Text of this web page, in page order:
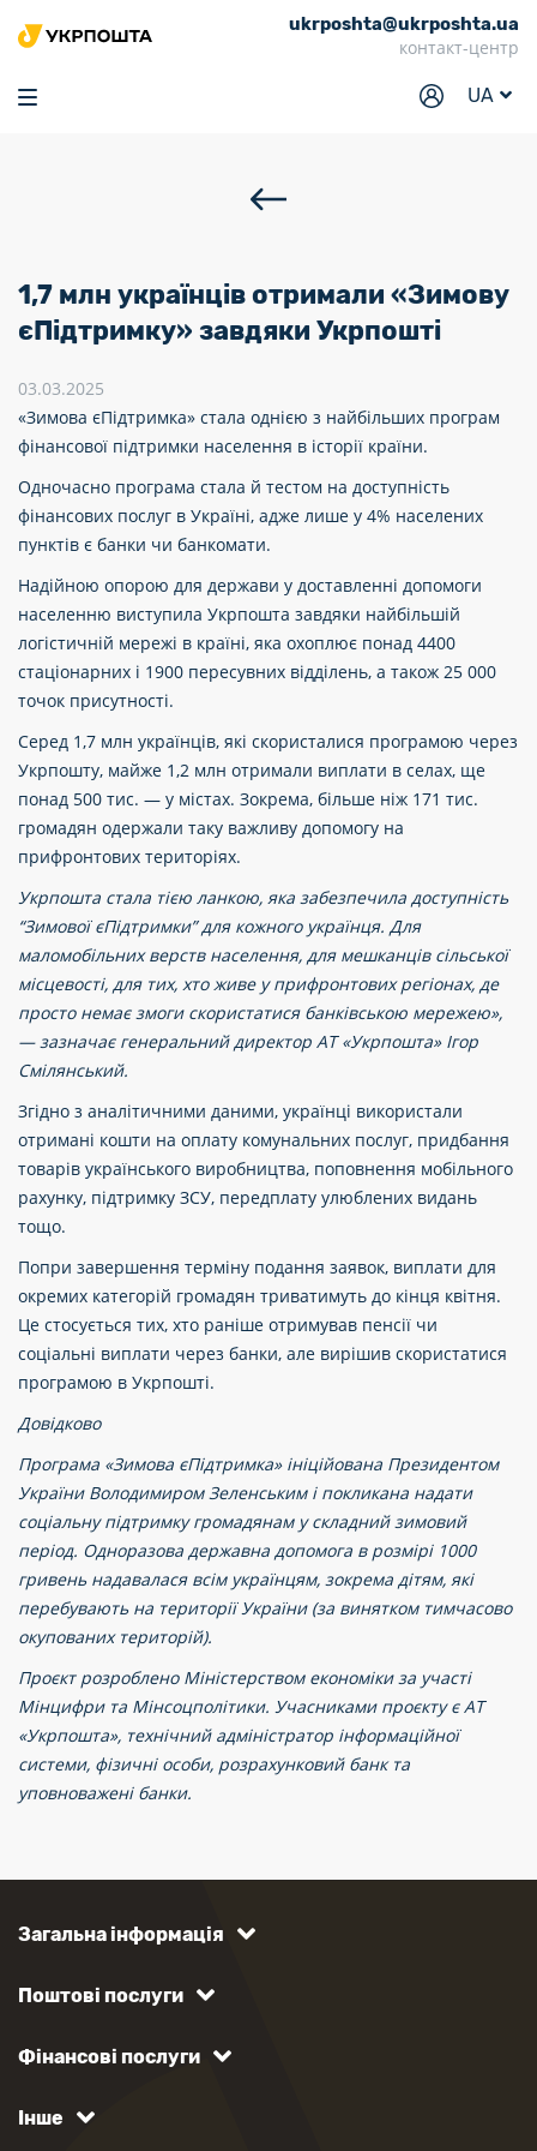
ukrposhta@ukrposhta.ua
контакт-центр
UA
Головна
Маркет
Відділення
Кар’єра
1,7 млн українців отримали «Зимову
єПідтримку» завдяки Укрпошті
03.03.2025
«Зимова єПідтримка» стала однією з найбільших програм
фінансової підтримки населення в історії країни.
Одночасно програма стала й тестом на доступність
фінансових послуг в Україні, адже лише у 4% населених
пунктів є банки чи банкомати.
Надійною опорою для держави у доставленні допомоги
населенню виступила Укрпошта завдяки найбільшій
логістичній мережі в країні, яка охоплює понад 4400
стаціонарних і 1900 пересувних відділень, а також 25 000
точок присутності.
Серед 1,7 млн українців, які скористалися програмою через
Укрпошту, майже 1,2 млн отримали виплати в селах, ще
понад 500 тис. — у містах. Зокрема, більше ніж 171 тис.
громадян одержали таку важливу допомогу на
прифронтових територіях.
Укрпошта стала тією ланкою, яка забезпечила доступність
“Зимової єПідтримки” для кожного українця. Для
маломобільних верств населення, для мешканців сільської
місцевості, для тих, хто живе у прифронтових регіонах, де
просто немає змоги скористатися банківською мережею»,
— зазначає генеральний директор АТ «Укрпошта» Ігор
Смілянський.
Згідно з аналітичними даними, українці використали
отримані кошти на оплату комунальних послуг, придбання
товарів українського виробництва, поповнення мобільного
рахунку, підтримку ЗСУ, передплату улюблених видань
тощо.
Попри завершення терміну подання заявок, виплати для
окремих категорій громадян триватимуть до кінця квітня.
Це стосується тих, хто раніше отримував пенсії чи
соціальні виплати через банки, але вирішив скористатися
програмою в Укрпошті.
Довідково
Програма «Зимова єПідтримка» ініційована Президентом
України Володимиром Зеленським і покликана надати
соціальну підтримку громадянам у складний зимовий
період. Одноразова державна допомога в розмірі 1000
гривень надавалася всім українцям, зокрема дітям, які
перебувають на території України (за винятком тимчасово
окупованих територій).
Проєкт розроблено Міністерством економіки за участі
Мінцифри та Мінсоцполітики. Учасниками проєкту є АТ
«Укрпошта», технічний адміністратор інформаційної
системи, фізичні особи, розрахунковий банк та
уповноважені банки.
Загальна інформація
Поштові послуги
Фінансові послуги
Інше